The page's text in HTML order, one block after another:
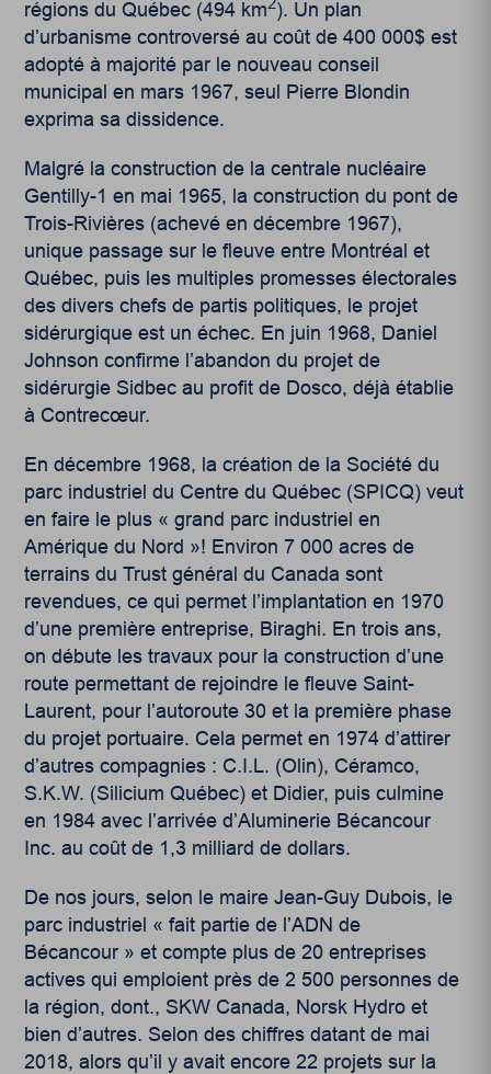
régions du Québec (494 km ). Un plan
d’urbanisme controversé au coût de 400 000$ est
adopté à majorité par le nouveau conseil
municipal en mars 1967, seul Pierre Blondin
exprima sa dissidence.
Malgré la construction de la centrale nucléaire
Gentilly-1 en mai 1965, la construction du pont de
Trois-Rivières (achevé en décembre 1967),
unique passage sur le fleuve entre Montréal et
Québec, puis les multiples promesses électorales
des divers chefs de partis politiques, le projet
sidérurgique est un échec. En juin 1968, Daniel
Johnson confirme l’abandon du projet de
sidérurgie Sidbec au profit de Dosco, déjà établie
à Contrecœur.
En décembre 1968, la création de la Société du
parc industriel du Centre du Québec (SPICQ) veut
en faire le plus « grand parc industriel en
Amérique du Nord »! Environ 7 000 acres de
terrains du Trust général du Canada sont
revendues, ce qui permet l’implantation en 1970
d’une première entreprise, Biraghi. En trois ans,
on débute les travaux pour la construction d’une
route permettant de rejoindre le fleuve Saint-
Laurent, pour l’autoroute 30 et la première phase
du projet portuaire. Cela permet en 1974 d’attirer
d’autres compagnies : C.I.L. (Olin), Céramco,
S.K.W. (Silicium Québec) et Didier, puis culmine
en 1984 avec l’arrivée d’Aluminerie Bécancour
Inc. au coût de 1,3 milliard de dollars.
De nos jours, selon le maire Jean-Guy Dubois, le
parc industriel « fait partie de l’ADN de
Bécancour » et compte plus de 20 entreprises
actives qui emploient près de 2 500 personnes de
la région, dont., SKW Canada, Norsk Hydro et
bien d’autres. Selon des chiffres datant de mai
2018, alors qu’il y avait encore 22 projets sur la